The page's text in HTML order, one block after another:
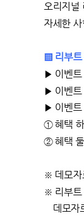
오리지널
자세한
▒ 리부
▶ 이벤
▶ 이벤
▶ 이벤
①혜택
②혜택
※ 데모
※ 리부
데모자